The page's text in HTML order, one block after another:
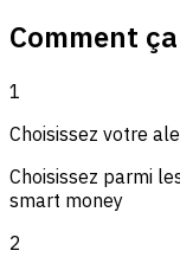
Comment
1
Choisissez votre
Choisissez parmi
smart money
2